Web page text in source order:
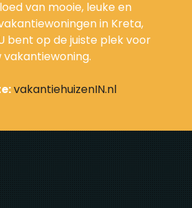
van mooie, leuke en
in Kreta,
bent op de juiste plek voor
vakantiewoning.
vakantiehuizenIN.nl